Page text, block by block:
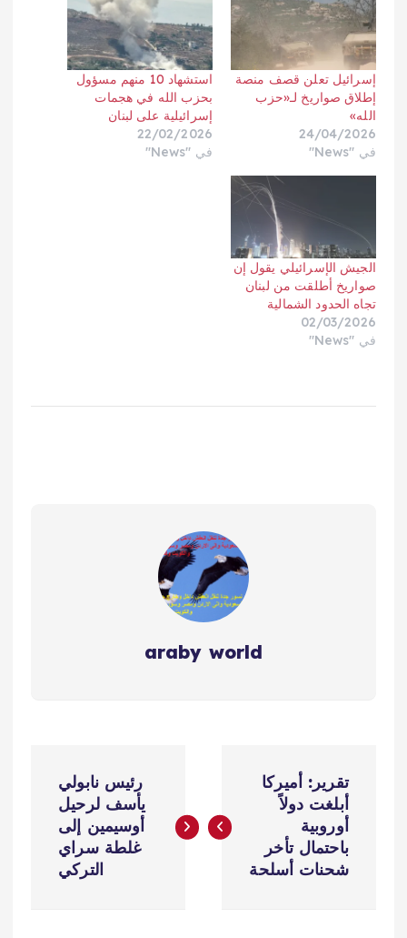
إسرائيل تعلن قصف منصة
إطلاق صواريخ لـ«حزب
الله»
24/04/2026
في "News"
استشهاد 10 منهم مسؤول
بحزب الله في هجمات
إسرائيلية على لبنان
22/02/2026
في "News"
الجيش الإسرائيلي يقول إن
صواريخ أطلقت من لبنان
تجاه الحدود الشمالية
02/03/2026
في "News"
araby world
ص
تقرير: أميركا
أبلغت دولاً
أوروبية
باحتمال تأخر
شحنات أسلحة
رئيس نابولي
يأسف لرحيل
أوسيمين إلى
غلطة سراي
التركي